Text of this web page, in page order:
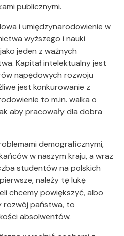
publicznymi.
i umiędzynarodowienie w
wyższego i nauki
jeden z ważnych
Kapitał intelektualny jest
napędowych rozwoju
jest konkurowanie z
to m.in. walka o
aby pracowały dla dobra
demograficznymi,
w naszym kraju, a wraz
studentów na polskich
należy tę lukę
chcemy powiększyć, albo
rozwój państwa, to
absolwentów.